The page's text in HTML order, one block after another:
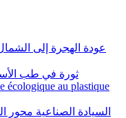
عودة الهجرة إلى
ثورة في طب
écologique au plastique
السيادة الصناعية